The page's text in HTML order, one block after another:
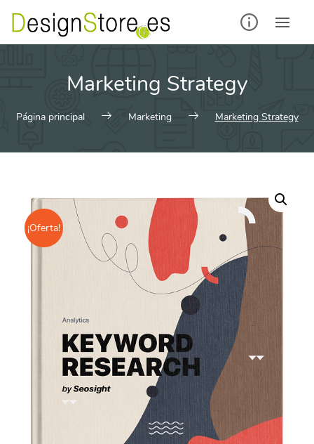
contenido
Marketing Strategy
Página principal Marketing Marketing Strategy
¡Oferta!